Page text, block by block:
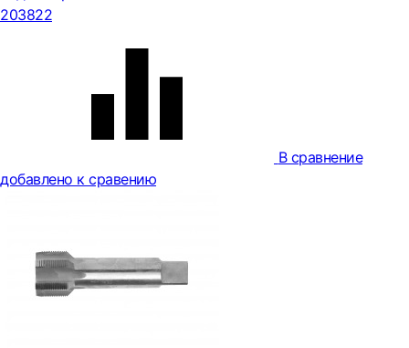
203822
В сравнение
добавлено к сравению